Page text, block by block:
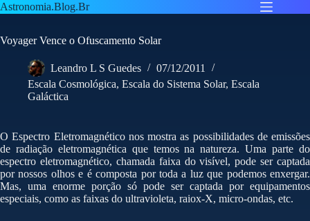
Pular
para
conteúdo
Astronomia.Blog.Br
Voyager Vence o Ofuscamento Solar
Leandro L S Guedes
07/12/2011
Escala Cosmológica, Escala do Sistema Solar, Escala
Galáctica
O Espectro Eletromagnético nos mostra as possibilidades de emissões
de radiação eletromagnética que temos na natureza. Uma parte do
espectro eletromagnético, chamada faixa do visível, pode ser captada
por nossos olhos e é composta por toda a luz que podemos enxergar.
Mas, uma enorme porção só pode ser captada por equipamentos
especiais, como as faixas do ultravioleta, raiox-X, micro-ondas, etc.